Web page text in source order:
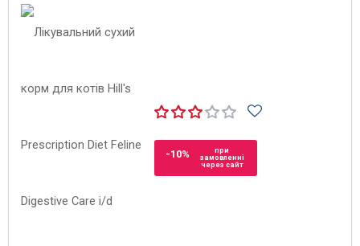
-10%
при
замовленні
через сайт